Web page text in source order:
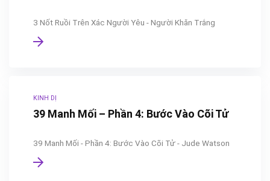
3 Nốt Ruồi Trên Xác Người Yêu - Người Khăn Trắng
KINH DỊ
39 Manh Mối – Phần 4: Bước Vào Cõi Tử
39 Manh Mối - Phần 4: Bước Vào Cõi Tử - Jude Watson